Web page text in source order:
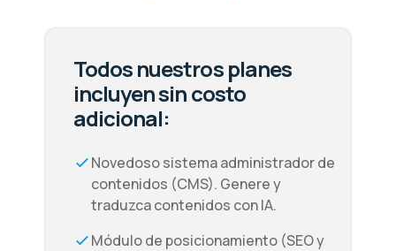
Todos nuestros planes
incluyen sin costo
adicional:
Novedoso sistema administrador de
contenidos (CMS). Genere y
traduzca contenidos con IA.
Módulo de posicionamiento (SEO y